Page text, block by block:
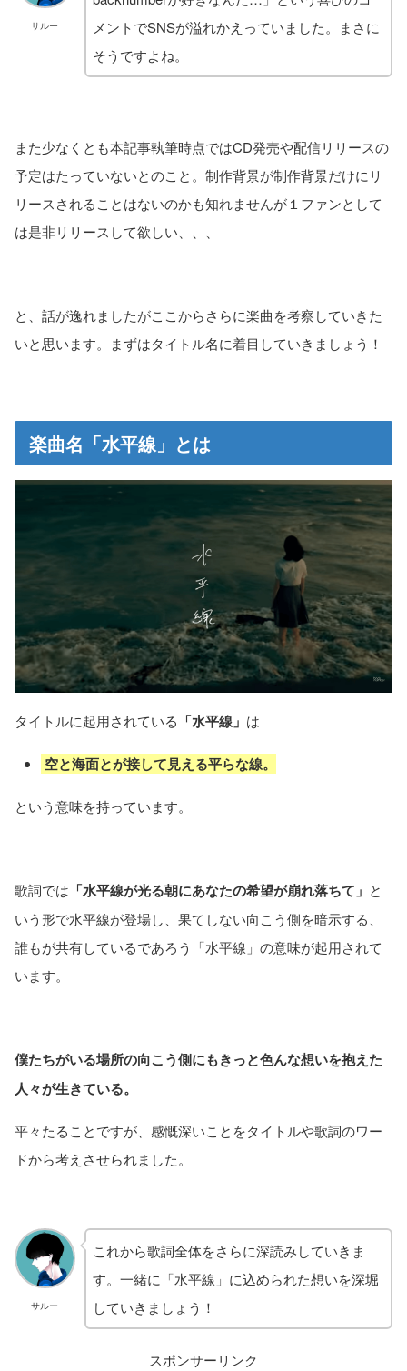
サルー
メントでSNSが溢れかえっていました。まさに
そうですよね。
また少なくとも本記事執筆時点ではCD発売や配信リリースの
予定はたっていないとのこと。制作背景が制作背景だけにリ
リースされることはないのかも知れませんが１ファンとして
は是非リリースして欲しい、、、
と、話が逸れましたがここからさらに楽曲を考察していきた
いと思います。まずはタイトル名に着目していきましょう！
楽曲名「水平線」とは
タイトルに起用されている 「水平線」 は
空と海面とが接して見える平らな線。
という意味を持っています。
歌詞では 「水平線が光る朝にあなたの希望が崩れ落ちて」 と
いう形で水平線が登場し、果てしない向こう側を暗示する、
誰もが共有しているであろう「水平線」の意味が起用されて
います。
僕たちがいる場所の向こう側にもきっと色んな想いを抱えた
人々が生きている。
平々たることですが、感慨深いことをタイトルや歌詞のワー
ドから考えさせられました。
サルー
これから歌詞全体をさらに深読みしていきま
す。一緒に「水平線」に込められた想いを深堀
していきましょう！
スポンサーリンク